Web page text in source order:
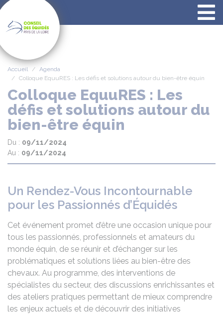
Accueil
Agenda
Colloque EquuRES : Les défis et solutions autour du bien-être équin
Colloque EquuRES : Les
défis et solutions autour du
bien-être équin
Du : 09/11/2024
Au : 09/11/2024
Un Rendez-Vous Incontournable
pour les Passionnés d’Équidés
Cet événement promet d’être une occasion unique pour
tous les passionnés, professionnels et amateurs du
monde équin, de se réunir et d’échanger sur les
problématiques et solutions liées au bien-être des
chevaux. Au programme, des interventions de
spécialistes du secteur, des discussions enrichissantes et
des ateliers pratiques permettant de mieux comprendre
les enjeux actuels et de découvrir des initiatives
Panneau de gestion des cookies